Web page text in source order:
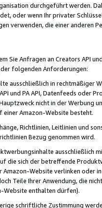
durchgeführt werden.
oder wenn Ihr privater
verwenden, die einer anderen
Sie Anfragen an Creators API
folgenden Anforderungen:
ausschließlich in rechtmäßiger
und PA API, Datenfeeds oder
nicht in der Werbung
einer Amazon-Website besteht.
Richtlinien, Leitlinien und
Bezug genommen wird.
ausschließlich
die sich der betreffende
Amazon-Website verlinken oder
Teile Ihrer Anwendung, die
Website enthalten dürfen).
schriftliche Zustimmung